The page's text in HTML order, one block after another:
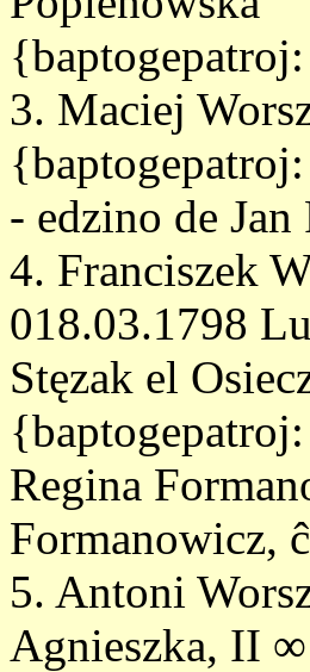
3. Maciej
- edzino de
4. Franciszek
018.03.1798
Stęzak el
Regina
Formanowicz,
5. Antoni
Agnieszka, II